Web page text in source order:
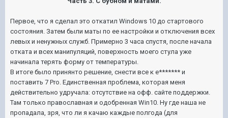
Первое, что я сделал это откатил Windows 10 до стартового
состояния. Затем были маты по ее настройки и отключения всех
левых и ненужных служб. Примерно 3 часа спустя, после начала
отката и всех манипуляций, поверхность моего стула уже
начинала терять форму от температуры.
В итоге было принянто решение, снести все к е******* и
поставить 7 Pro. Единственная проблема, которая меня
действительно удручала: отсутствие на офф. сайте поддержки.
Там только православная и одобренная Win10. Ну где наша не
пропадала, зря, что ли я качаю каждые полгода (для